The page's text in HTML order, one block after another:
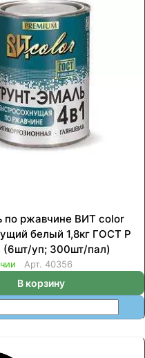
по ржавчине ВИТ color
белый 1,8кг ГОСТ Р
(6шт/уп; 300шт/пал)
Арт. 40356
В корзину